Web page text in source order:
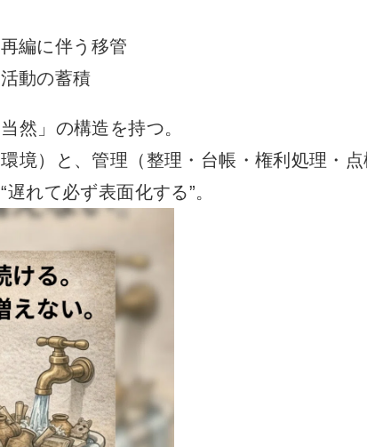
編に伴う移管
動の蓄積
然」の構造を持つ。
境）と、管理（整理・台帳・権利処理・
れて必ず表面化する”。